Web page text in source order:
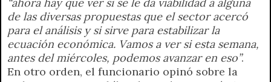
de las diversas propuestas que el sector acercó
para el análisis y si sirve para estabilizar la
ecuación económica. Vamos a ver si esta semana,
antes del miércoles, podemos avanzar en eso”.
En otro orden, el funcionario opinó sobre la